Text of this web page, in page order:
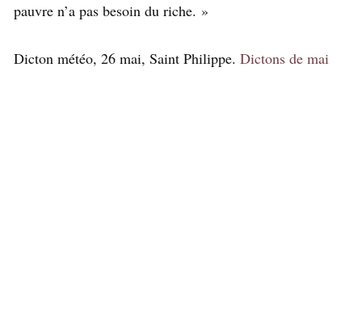
pauvre n’a pas besoin du riche. »
Dicton météo, 26 mai, Saint Philippe. Dictons de mai